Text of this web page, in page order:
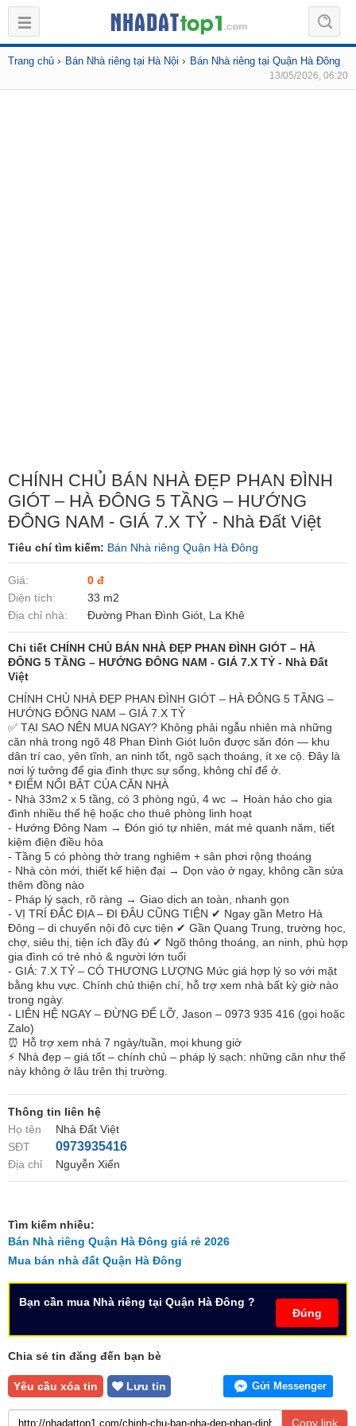
Trang chủ › Bán Nhà riêng tại Hà Nội › Bán Nhà riêng tại Quận Hà Đông
13/05/2026, 06:20
CHÍNH CHỦ BÁN NHÀ ĐẸP PHAN ĐÌNH
GIÓT – HÀ ĐÔNG 5 TẦNG – HƯỚNG
ĐÔNG NAM - GIÁ 7.X TỶ - Nhà Đất Việt
Tiêu chí tìm kiếm: Bán Nhà riêng Quận Hà Đông
Giá:
0 đ
Diện tích:
33 m2
Địa chỉ nhà:
Đường Phan Đình Giót, La Khê
Chi tiết CHÍNH CHỦ BÁN NHÀ ĐẸP PHAN ĐÌNH GIÓT – HÀ
ĐÔNG 5 TẦNG – HƯỚNG ĐÔNG NAM - GIÁ 7.X TỶ - Nhà Đất
Việt
CHÍNH CHỦ NHÀ ĐẸP PHAN ĐÌNH GIÓT – HÀ ĐÔNG 5 TẦNG –
HƯỚNG ĐÔNG NAM – GIÁ 7.X TỶ
✅ TẠI SAO NÊN MUA NGAY? Không phải ngẫu nhiên mà những
căn nhà trong ngõ 48 Phan Đình Giót luôn được săn đón — khu
dân trí cao, yên tĩnh, an ninh tốt, ngõ sạch thoáng, ít xe cộ. Đây là
nơi lý tưởng để gia đình thực sự sống, không chỉ để ở.
* ĐIỂM NỔI BẬT CỦA CĂN NHÀ
- Nhà 33m2 x 5 tầng, có 3 phòng ngủ, 4 wc → Hoàn hảo cho gia
đình nhiều thế hệ hoặc cho thuê phòng linh hoạt
- Hướng Đông Nam → Đón gió tự nhiên, mát mẻ quanh năm, tiết
kiệm điện điều hòa
- Tầng 5 có phòng thờ trang nghiêm + sân phơi rộng thoáng
- Nhà còn mới, thiết kế hiện đại → Dọn vào ở ngay, không cần sửa
thêm đồng nào
- Pháp lý sạch, rõ ràng → Giao dịch an toàn, nhanh gọn
- VỊ TRÍ ĐẮC ĐỊA – ĐI ĐÂU CŨNG TIỆN ✔ Ngay gần Metro Hà
Đông – di chuyển nội đô cực tiện ✔ Gần Quang Trung, trường học,
chợ, siêu thị, tiện ích đầy đủ ✔ Ngõ thông thoáng, an ninh, phù hợp
gia đình có trẻ nhỏ & người lớn tuổi
- GIÁ: 7.X TỶ – CÓ THƯƠNG LƯỢNG Mức giá hợp lý so với mặt
bằng khu vực. Chính chủ thiện chí, hỗ trợ xem nhà bất kỳ giờ nào
trong ngày.
- LIÊN HỆ NGAY – ĐỪNG ĐỂ LỠ, Jason – 0973 935 416 (gọi hoặc
Zalo)
⏰ Hỗ trợ xem nhà 7 ngày/tuần, mọi khung giờ
⚡ Nhà đẹp – giá tốt – chính chủ – pháp lý sạch: những căn như thế
này không ở lâu trên thị trường.
Thông tin liên hệ
Họ tên
Nhà Đất Việt
SĐT
0973935416
Địa chỉ Nguyễn Xiển
Tìm kiếm nhiều:
Bán Nhà riêng Quận Hà Đông giá rẻ 2026
Mua bán nhà đất Quận Hà Đông
Đúng
Bạn cần mua Nhà riêng tại Quận Hà Đông ?
Chia sẻ tin đăng đến bạn bè
Yêu cầu xóa tin Lưu tin Gửi Messenger
Copy link